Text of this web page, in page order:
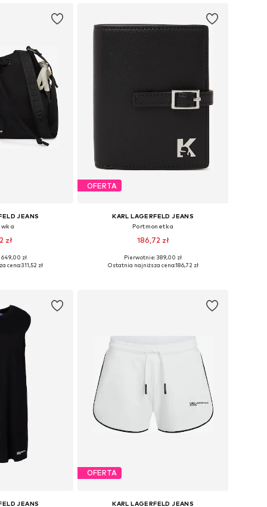
JEANS
zł
One Size
zł
cena:311,52 zł
OFERTA
KARL LAGERFELD JEANS
Portmonetka
186,72 zł
Dostępne rozmiary: One Size
Pierwotnie: 389,00 zł
Ostatnia najniższa cena:186,72 zł
JEANS
OFERTA
KARL LAGERFELD JEANS